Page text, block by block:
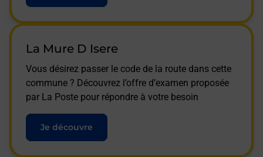
La Mure D Isere
Vous désirez passer le code de la route dans cette
commune ? Découvrez l’offre d’examen proposée
par La Poste pour répondre à votre besoin
Je découvre